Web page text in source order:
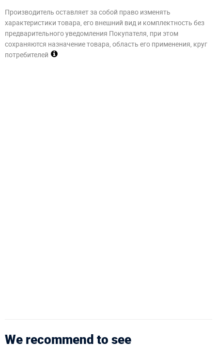
Производитель оставляет за собой право изменять
характеристики товара, его внешний вид и комплектность без
предварительного уведомления Покупателя, при этом
сохраняются назначение товара, область его применения, круг
потребителей
We recommend to see